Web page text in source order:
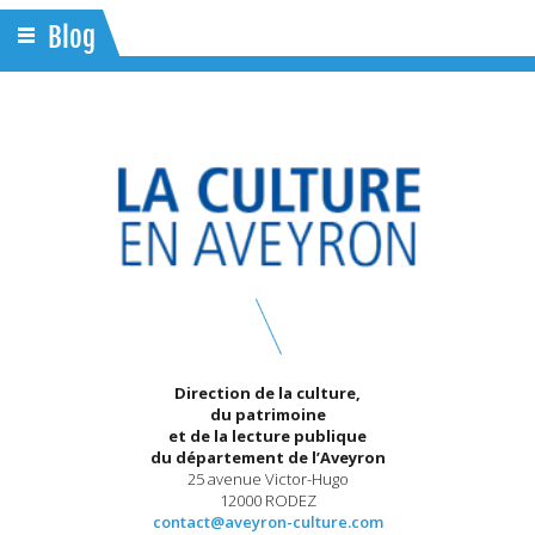
Blog
Direction de la culture,
du patrimoine
et de la lecture publique
du département de l’Aveyron
25 avenue Victor-Hugo
12000 RODEZ
contact@aveyron-culture.com